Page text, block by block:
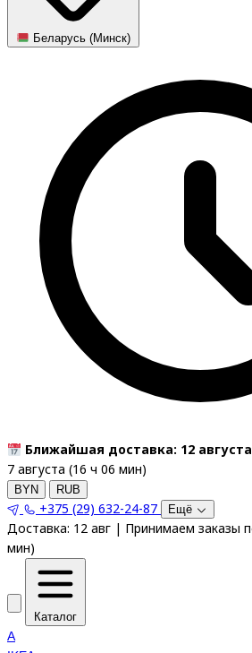
Беларусь (Минск)
Ближайшая доставка: 12 августа
7 августа (16 ч 06 мин)
BYN RUB
+375 (29) 632-24-87 Ещё
Доставка: 12 авг | Принимаем заказы
мин)
Каталог
A